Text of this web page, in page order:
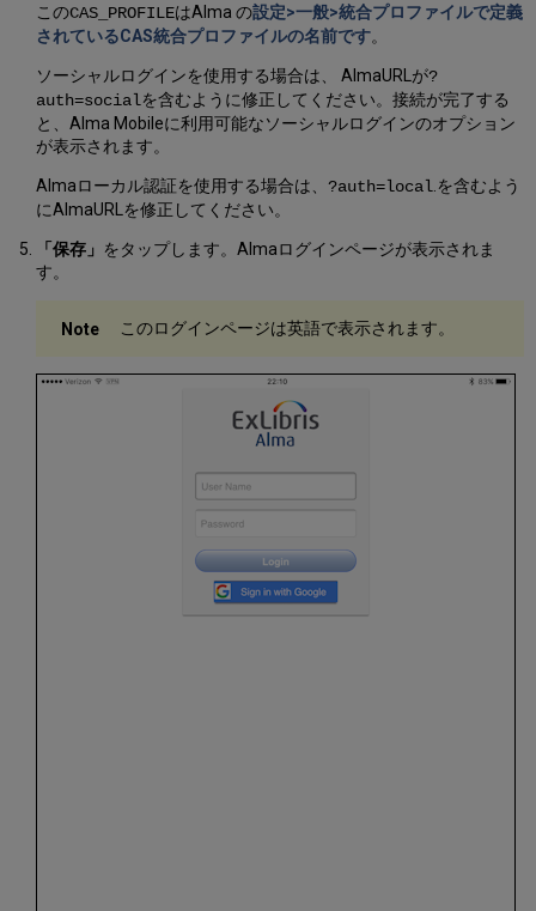
このCAS_PROFILEはAlma の設定>一般>統合プロファイルで定義
されているCAS統合プロファイルの名前です。
ソーシャルログインを使用する場合は、 AlmaURLが?
auth=socialを含むように修正してください。接続が完了する
と、Alma Mobileに利用可能なソーシャルログインのオプション
が表示されます。
Almaローカル認証を使用する場合は、 ?auth=local .を含むよう
にAlmaURLを修正してください。
「保存」 をタップします。Almaログインページが表示されま
す。
このログインページは英語で表示されます。